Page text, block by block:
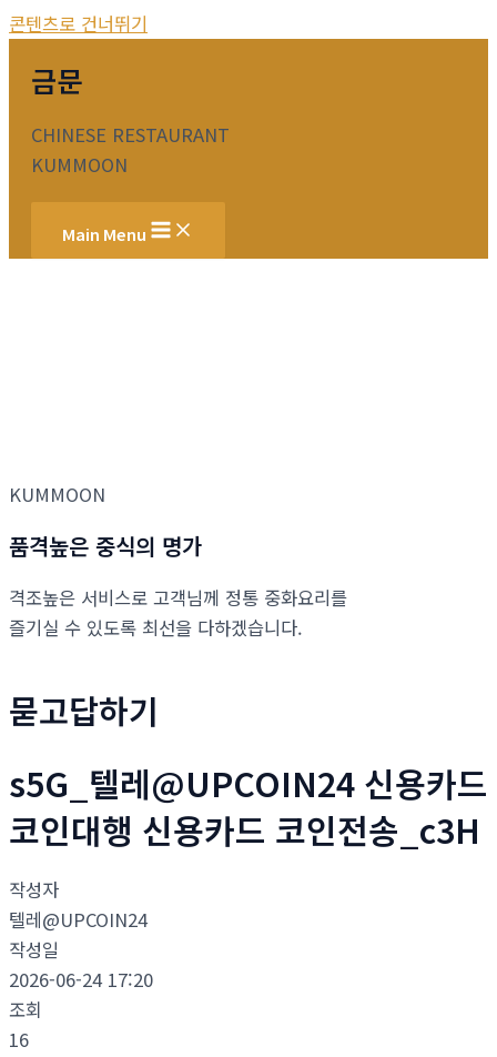
콘텐츠로 건너뛰기
금문
CHINESE RESTAURANT
KUMMOON
Main Menu
KUMMOON
품격높은 중식의 명가
격조높은 서비스로 고객님께 정통 중화요리를
즐기실 수 있도록 최선을 다하겠습니다.
묻고답하기
s5G_텔레@UPCOIN24 신용카드
코인대행 신용카드 코인전송_c3H
작성자
텔레@UPCOIN24
작성일
2026-06-24 17:20
조회
16